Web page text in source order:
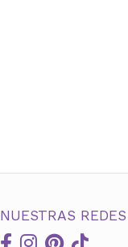
NUESTRAS